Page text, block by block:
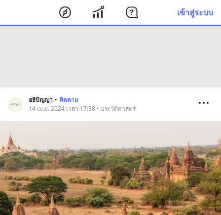
เข้าสู่ระบบ
อธิปัญญา • ติดตาม
14 เม.ย. 2024 เวลา 17:38 • ประวัติศาสตร์